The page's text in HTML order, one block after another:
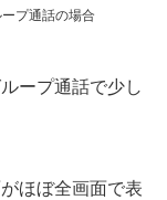
ープ通話の場合
ープ通話で少し
ほぼ全画面で表